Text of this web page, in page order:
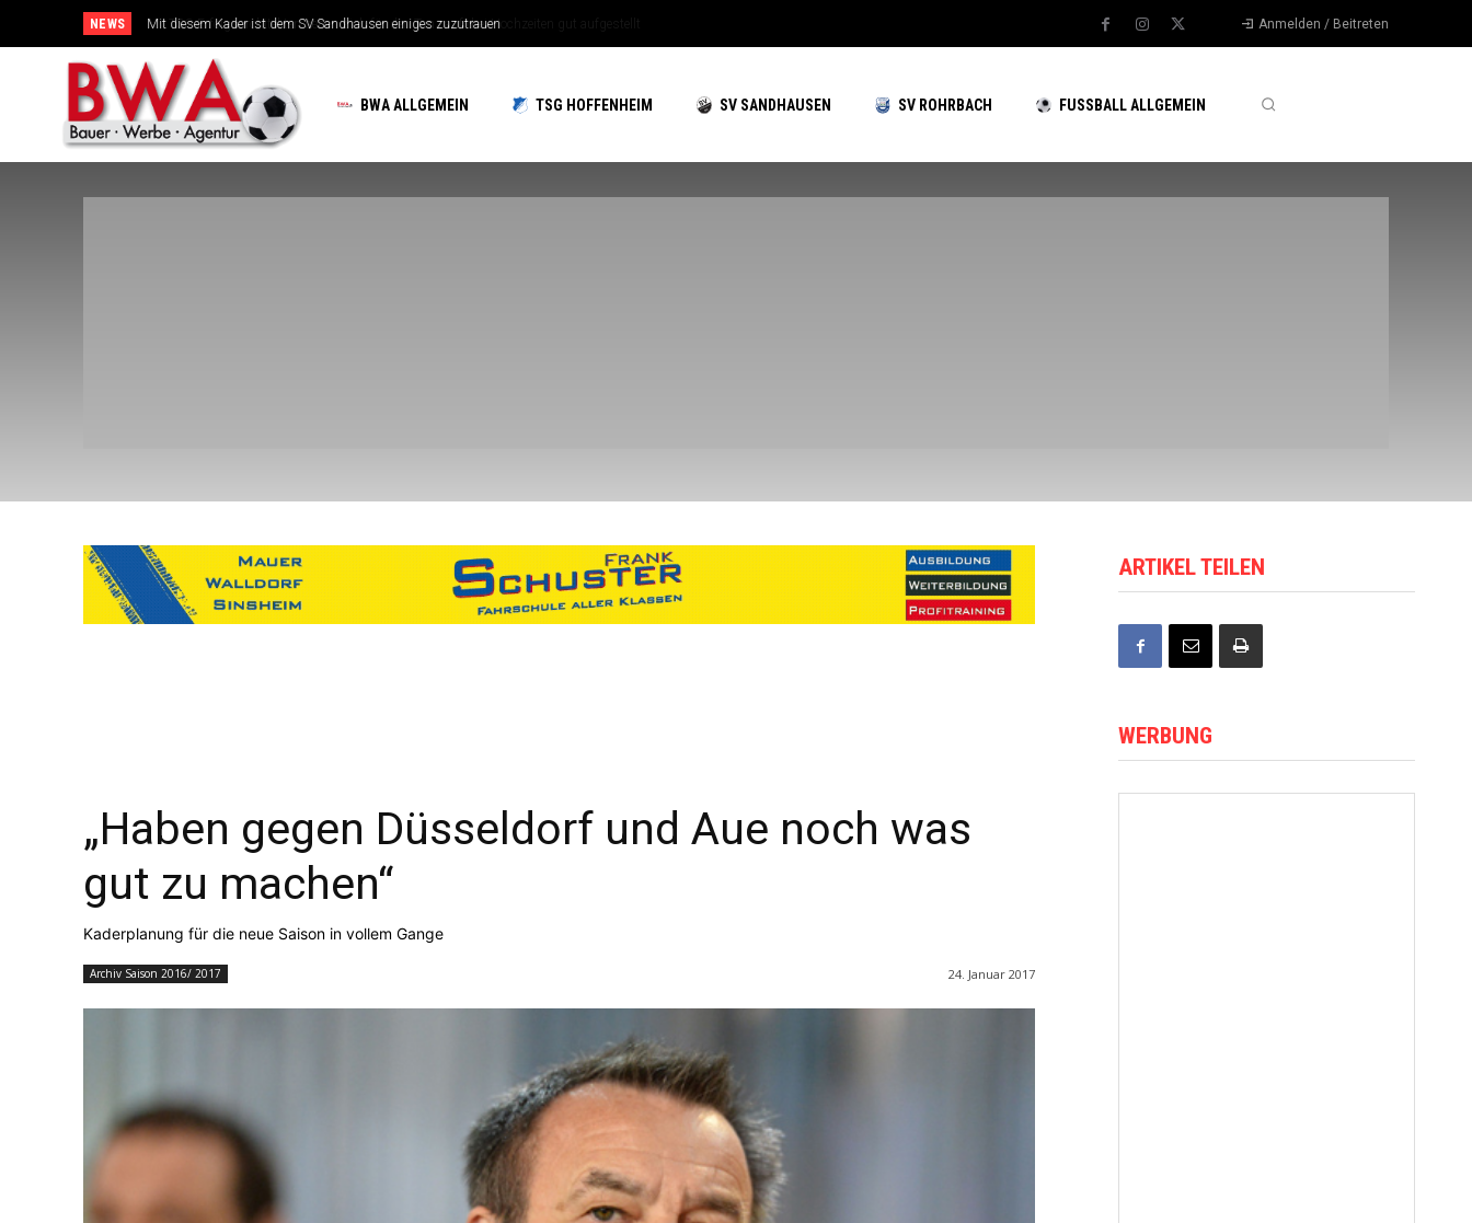
NEWS TSG-Erfolgsarchitekten sehen sich für den Tanz auf drei Hochzeiten gut aufgestellt Anmelden / Beitreten
BWA ALLGEMEIN TSG HOFFENHEIM SV SANDHAUSEN SV ROHRBACH FUSSBALL ALLGEMEIN
„Haben gegen Düsseldorf und Aue noch was
gut zu machen“
Kaderplanung für die neue Saison in vollem Gange
Archiv Saison 2016/ 2017 24. Januar 2017
ARTIKEL TEILEN
WERBUNG